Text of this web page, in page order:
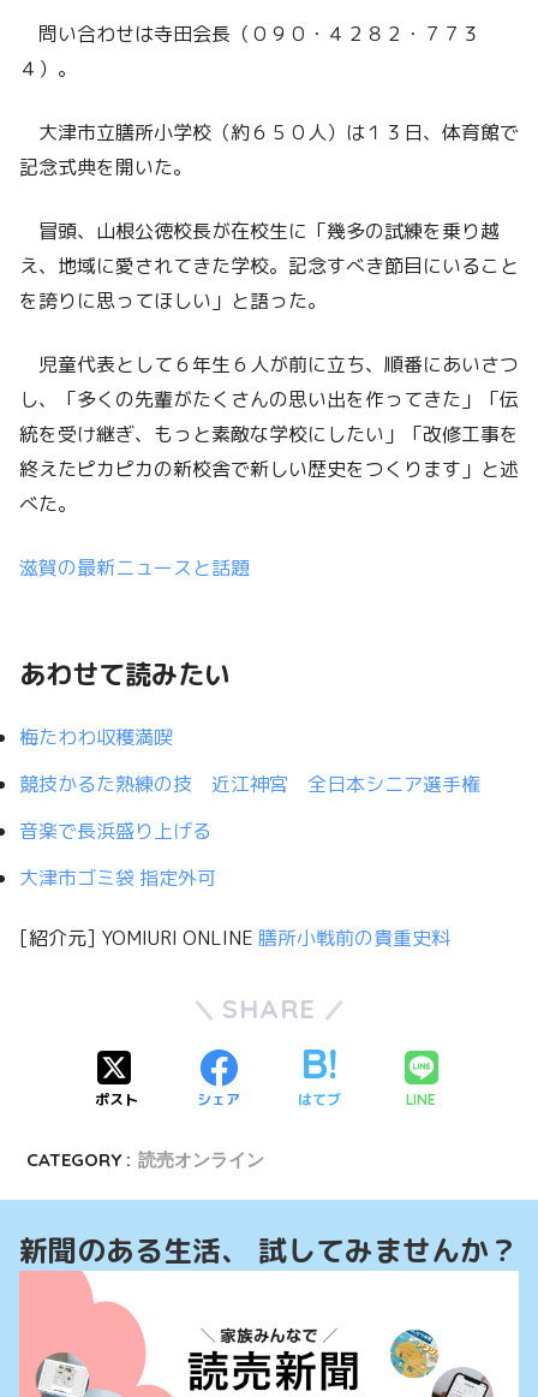
問い合わせは寺田会長（０９０・４２８２・７７３
４）。
大津市立膳所小学校（約６５０人）は１３日、体育館で
記念式典を開いた。
冒頭、山根公徳校長が在校生に「幾多の試練を乗り越
え、地域に愛されてきた学校。記念すべき節目にいること
を誇りに思ってほしい」と語った。
児童代表として６年生６人が前に立ち、順番にあいさつ
し、「多くの先輩がたくさんの思い出を作ってきた」「伝
統を受け継ぎ、もっと素敵な学校にしたい」「改修工事を
終えたピカピカの新校舎で新しい歴史をつくります」と述
べた。
滋賀の最新ニュースと話題
あわせて読みたい
梅たわわ収穫満喫
競技かるた熟練の技 近江神宮 全日本シニア選手権
音楽で長浜盛り上げる
大津市ゴミ袋 指定外可
[紹介元] YOMIURI ONLINE 膳所小戦前の貴重史料
SHARE
ポスト シェア はてブ LINE
CATEGORY : 読売オンライン
新聞のある生活、 試してみませんか？